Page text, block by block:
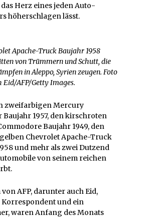
das Herz eines jeden Auto-
höherschlagen lässt.
Apache-Truck Baujahr 1958
von Trümmern und Schutt, die
in Aleppo, Syrien zeugen. Foto
Eid/AFP/Getty Images.
zweifarbigen Mercury
1957, den kirschroten
Baujahr 1949, den
Chevrolet Apache-Truck
und mehr als zwei Dutzend
von seinem reichen
AFP, darunter auch Eid,
Korrespondent und ein
waren Anfang des Monats